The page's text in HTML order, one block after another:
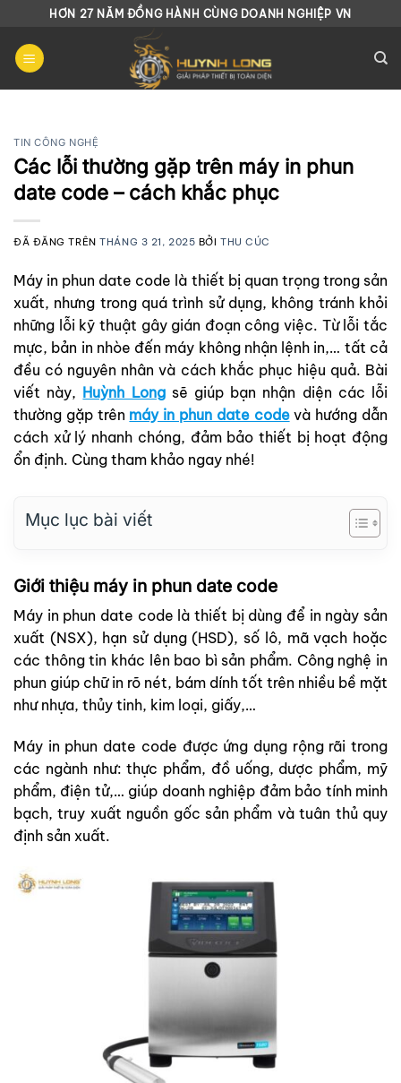
Chuyển
nội
dung
HƠN 27 NĂM ĐỒNG HÀNH CÙNG DOANH NGHIỆP VN
TIN CÔNG NGHỆ
Các lỗi thường gặp trên máy in phun
date code – cách khắc phục
ĐÃ ĐĂNG TRÊNTHÁNG 3 21, 2025 BỞITHU CÚC
Máy in phun date code là thiết bị quan trọng trong sản
xuất, nhưng trong quá trình sử dụng, không tránh khỏi
những lỗi kỹ thuật gây gián đoạn công việc. Từ lỗi tắc
mực, bản in nhòe đến máy không nhận lệnh in,… tất cả
đều có nguyên nhân và cách khắc phục hiệu quả. Bài
viết này, Huỳnh Long sẽ giúp bạn nhận diện các lỗi
thường gặp trên máy in phun date code và hướng dẫn
cách xử lý nhanh chóng, đảm bảo thiết bị hoạt động
ổn định. Cùng tham khảo ngay nhé!
Mục lục bài viết
Giới thiệu máy in phun date code
Máy in phun date code là thiết bị dùng để in ngày sản
xuất (NSX), hạn sử dụng (HSD), số lô, mã vạch hoặc
các thông tin khác lên bao bì sản phẩm. Công nghệ in
phun giúp chữ in rõ nét, bám dính tốt trên nhiều bề mặt
như nhựa, thủy tinh, kim loại, giấy,…
Máy in phun date code được ứng dụng rộng rãi trong
các ngành như: thực phẩm, đồ uống, dược phẩm, mỹ
phẩm, điện tử,… giúp doanh nghiệp đảm bảo tính minh
bạch, truy xuất nguồn gốc sản phẩm và tuân thủ quy
định sản xuất.